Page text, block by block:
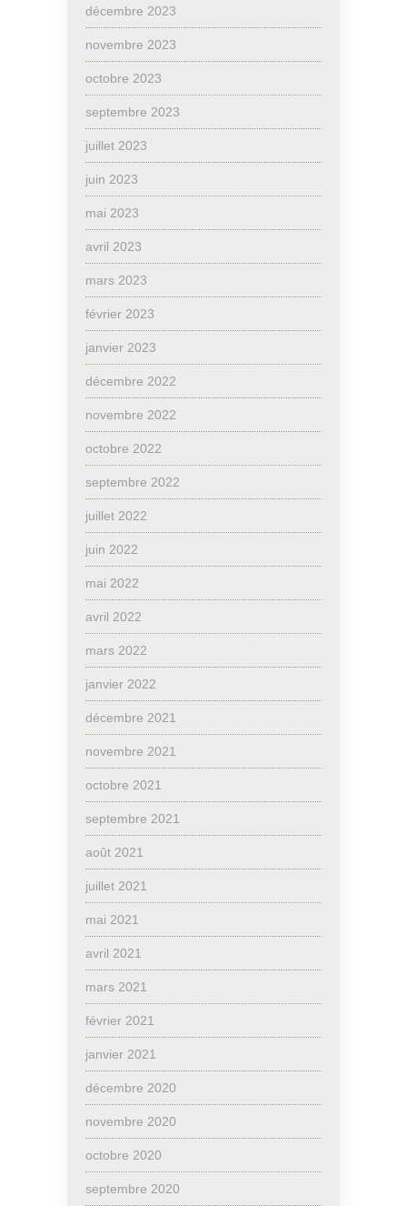
décembre 2023
novembre 2023
octobre 2023
septembre 2023
juillet 2023
juin 2023
mai 2023
avril 2023
mars 2023
février 2023
janvier 2023
décembre 2022
novembre 2022
octobre 2022
septembre 2022
juillet 2022
juin 2022
mai 2022
avril 2022
mars 2022
janvier 2022
décembre 2021
novembre 2021
octobre 2021
septembre 2021
août 2021
juillet 2021
mai 2021
avril 2021
mars 2021
février 2021
janvier 2021
décembre 2020
novembre 2020
octobre 2020
septembre 2020